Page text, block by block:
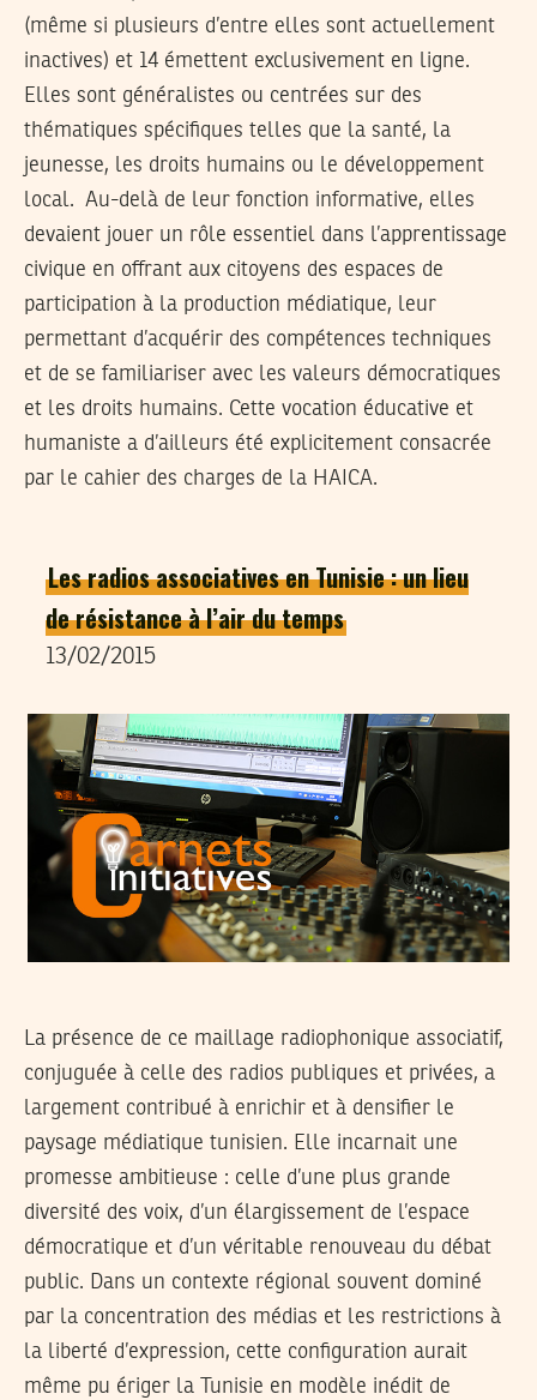
(même si plusieurs d’entre elles sont actuellement
inactives) et 14 émettent exclusivement en ligne.
Elles sont généralistes ou centrées sur des
thématiques spécifiques telles que la santé, la
jeunesse, les droits humains ou le développement
local. Au-delà de leur fonction informative, elles
devaient jouer un rôle essentiel dans l’apprentissage
civique en offrant aux citoyens des espaces de
participation à la production médiatique, leur
permettant d’acquérir des compétences techniques
et de se familiariser avec les valeurs démocratiques
et les droits humains. Cette vocation éducative et
humaniste a d’ailleurs été explicitement consacrée
par le cahier des charges de la HAICA.
Les radios associatives en Tunisie : un lieu
de résistance à l’air du temps
13/02/2015
La présence de ce maillage radiophonique associatif,
conjuguée à celle des radios publiques et privées, a
largement contribué à enrichir et à densifier le
paysage médiatique tunisien. Elle incarnait une
promesse ambitieuse : celle d’une plus grande
diversité des voix, d’un élargissement de l’espace
démocratique et d’un véritable renouveau du débat
public. Dans un contexte régional souvent dominé
par la concentration des médias et les restrictions à
la liberté d’expression, cette configuration aurait
même pu ériger la Tunisie en modèle inédit de